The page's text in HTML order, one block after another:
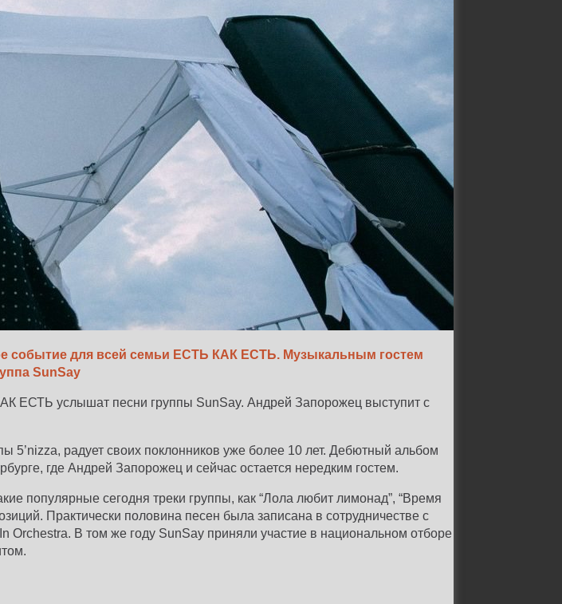
событие для всей семьи ЕСТЬ КАК ЕСТЬ. Музыкальным гостем
SunSay
ЕСТЬ услышат песни группы SunSay. Андрей Запорожец выступит с
5’nizza, радует своих поклонников уже более 10 лет. Дебютный альбом
где Андрей Запорожец и сейчас остается нередким гостем.
популярные сегодня треки группы, как “Лола любит лимонад”, “Время
Практически половина песен была записана в сотрудничестве с
Orchestra. В том же году SunSay приняли участие в национальном отборе